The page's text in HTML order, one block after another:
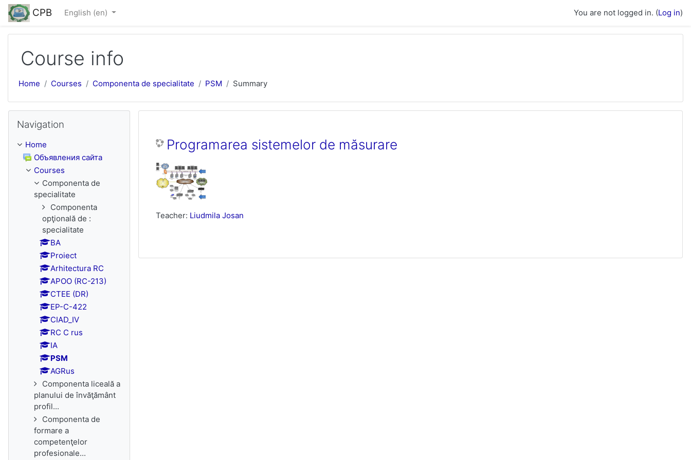
Skip to main content
CPB English ‎(en)‎ You are not logged in. (Log in)
Course info
Home Courses Componenta de specialitate PSM Summary
Programarea sistemelor de măsurare
Teacher: Liudmila Josan
Navigation
Home
Объявления сайта
Courses
Componenta de
specialitate
Componenta
opţională de :
specialitate
BA
Proiect
Arhitectura RC
APOO (RC-213)
CTEE (DR)
EP-C-422
CIAD_IV
RC C rus
IA
PSM
AGRus
Componenta liceală a
planului de învăţământ
profil...
Componenta de
formare a
competenţelor
profesionale...